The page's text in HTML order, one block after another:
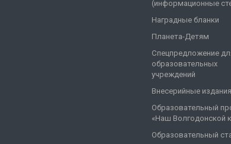
(информационные
Наградные бланки
Планета-Детям
Спецпредложение
образовательных
учреждений
Внесерийные издания
Образовательный
«Наш Волгодонской
Образовательный